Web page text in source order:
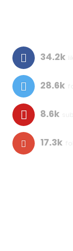
34.2k
28.6k
8.6k
17.3k